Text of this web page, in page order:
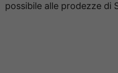
possibile alle prodezze di